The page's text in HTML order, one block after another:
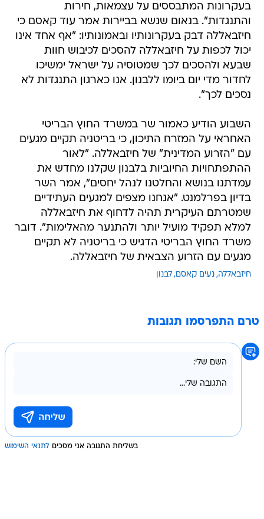
בעקרונות המתבססים על עצמאות, חירות
והתנגדות". בנאום שנשא בביירות אמר עוד קאסם כי
חיזבאללה דבק בעקרונותיו ובאמונותיו: "אף אחד אינו
יכול לכפות על חיזבאללה להסכים לכיבוש חוות
שבעא ולהסכים לכך שמטוסיה על ישראל ימשיכו
לחדור מדי יום ביומו ללבנון. אנו כארגון התנגדות לא
נסכים לכך".
השבוע הודיע כאמור שר במשרד החוץ הבריטי
האחראי על המזרח התיכון, כי בריטניה תקיים מגעים
עם "הזרוע המדינית" של חיזבאללה. "לאור
ההתפתחויות החיוביות בלבנון שקלנו מחדש את
עמדתנו בנושא והחלטנו לנהל יחסים", אמר השר
בדיון בפרלמנט. "אנחנו מצפים למגעים העתידיים
שמטרתם העיקרית תהיה לדחוף את חיזבאללה
למלא תפקיד מועיל יותר ולהתנער מהאלימות". דובר
משרד החוץ הבריטי הדגיש כי בריטניה לא תקיים
מגעים עם הזרוע הצבאית של חיזבאללה.
חיזבאללה נעים קאסם לבנון
טרם התפרסמו תגובות
בשליחת התגובה אני מסכים לתנאי השימוש